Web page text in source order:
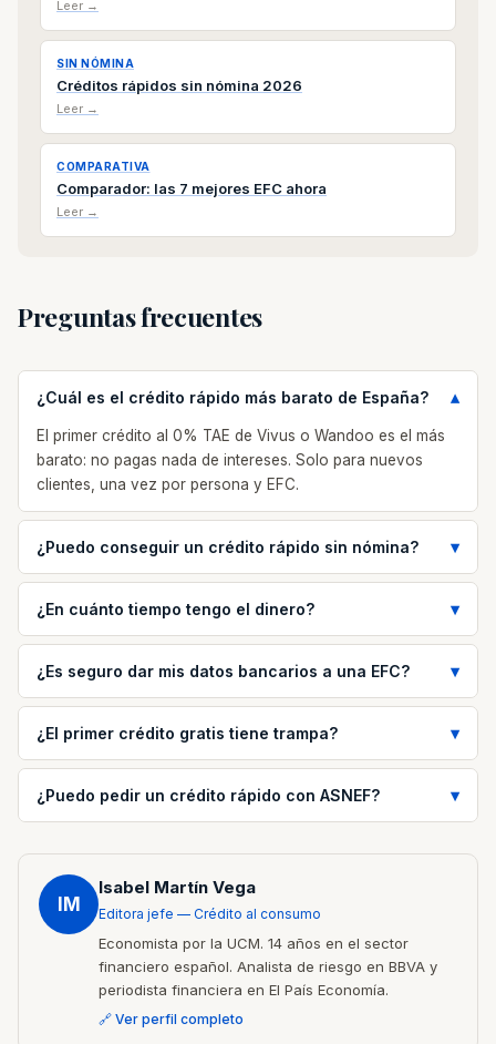
Leer →
SIN NÓMINA
Créditos rápidos sin nómina 2026
Leer →
COMPARATIVA
Comparador: las 7 mejores EFC ahora
Leer →
Preguntas frecuentes
¿Cuál es el crédito rápido más barato de España?
El primer crédito al 0% TAE de Vivus o Wandoo es el más
barato: no pagas nada de intereses. Solo para nuevos
clientes, una vez por persona y EFC.
¿Puedo conseguir un crédito rápido sin nómina?
¿En cuánto tiempo tengo el dinero?
¿Es seguro dar mis datos bancarios a una EFC?
¿El primer crédito gratis tiene trampa?
¿Puedo pedir un crédito rápido con ASNEF?
IM
Isabel Martín Vega
Editora jefe — Crédito al consumo
Economista por la UCM. 14 años en el sector
financiero español. Analista de riesgo en BBVA y
periodista financiera en El País Economía.
🔗 Ver perfil completo